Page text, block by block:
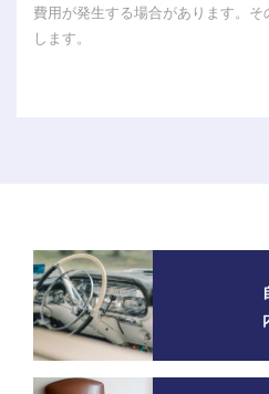
費用が発生する場合があります。
します。